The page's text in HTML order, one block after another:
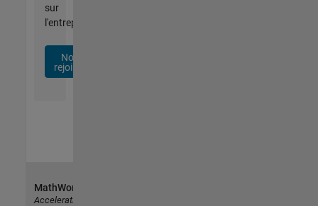
sur
l'entreprise.
Nous
rejoindre
MathWorks
Accelerating